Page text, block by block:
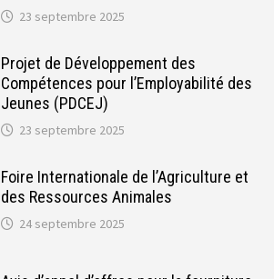
23 septembre 2025
Projet de Développement des
Compétences pour l’Employabilité des
Jeunes (PDCEJ)
23 septembre 2025
Foire Internationale de l’Agriculture et
des Ressources Animales
24 septembre 2025